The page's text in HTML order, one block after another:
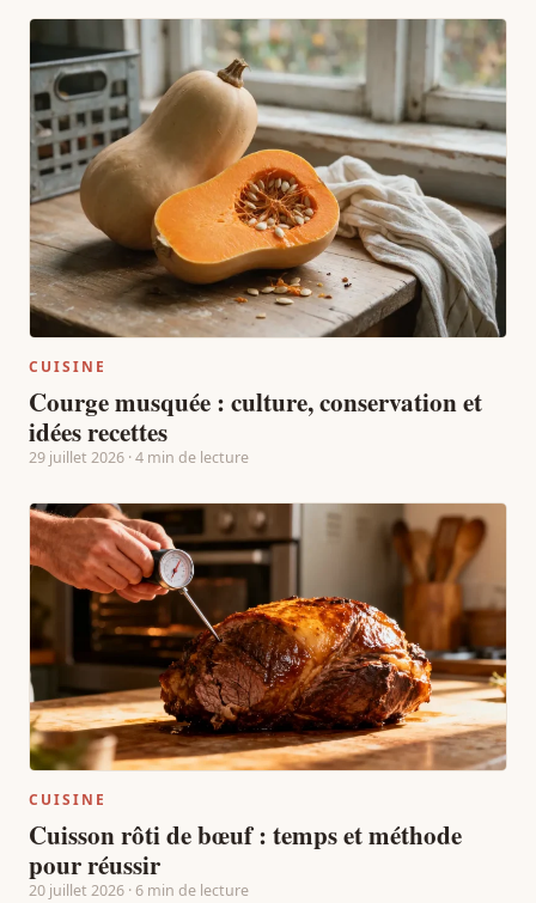
CUISINE
Courge musquée : culture, conservation et
idées recettes
29 juillet 2026 · 4 min de lecture
CUISINE
Cuisson rôti de bœuf : temps et méthode
pour réussir
20 juillet 2026 · 6 min de lecture